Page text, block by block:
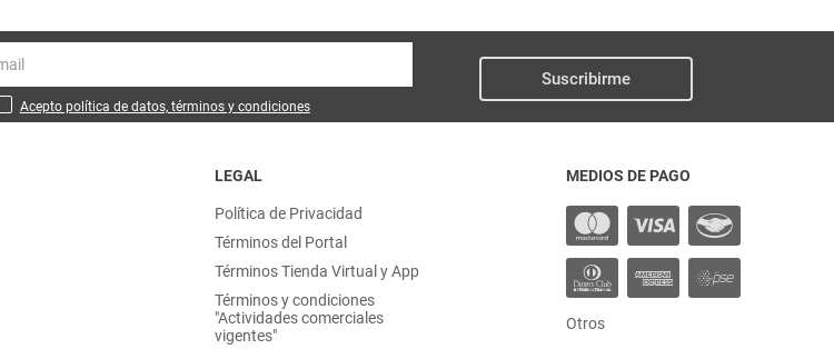
Acepto política de datos, términos y condiciones
Suscribirme
LEGAL
Política de Privacidad
Términos del Portal
Términos Tienda Virtual y App
Términos y condiciones
"Actividades comerciales
vigentes"
MEDIOS DE PAGO
Otros